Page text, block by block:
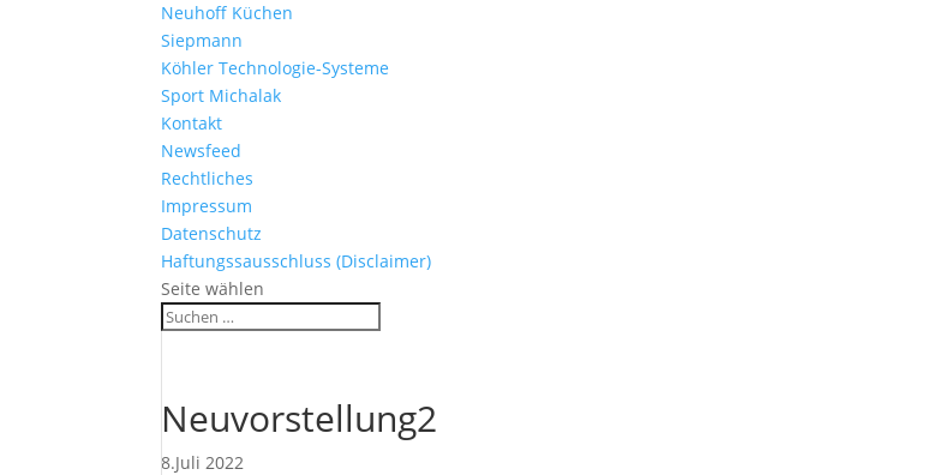
Neuhoff Küchen
Siepmann
Köhler Technologie-Systeme
Sport Michalak
Kontakt
Newsfeed
Rechtliches
Impressum
Datenschutz
Haftungssausschluss (Disclaimer)
Seite wählen
Neuvorstellung2
8.Juli 2022